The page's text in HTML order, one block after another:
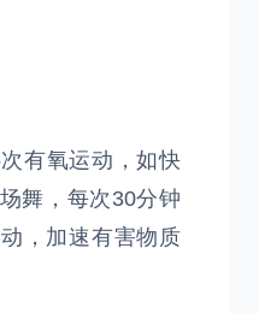
有氧运动，如快
舞，每次30分钟
，加速有害物质